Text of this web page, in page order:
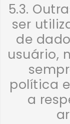
5.3.
ser
de
usuário,
política
a